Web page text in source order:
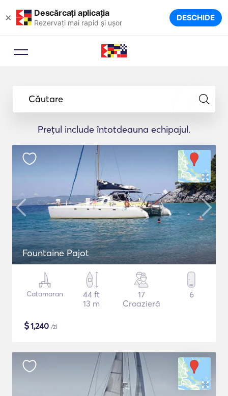
× Descărcați aplicația
Rezervați mai rapid și ușor DESCHIDE
Căutare
Prețul include întotdeauna echipajul.
Fountaine Pajot
Catamaran
44 ft
13 m
17
Croazieră
6
$1,240 /zi